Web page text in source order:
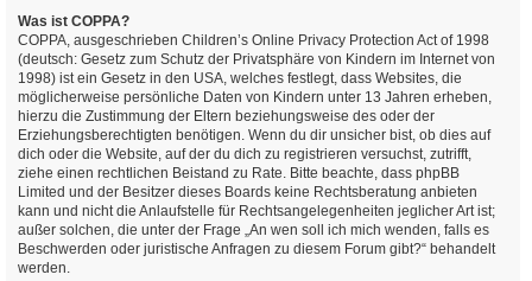
Was ist COPPA?
COPPA, ausgeschrieben Children’s Online Privacy Protection Act of 1998
(deutsch: Gesetz zum Schutz der Privatsphäre von Kindern im Internet von
1998) ist ein Gesetz in den USA, welches festlegt, dass Websites, die
möglicherweise persönliche Daten von Kindern unter 13 Jahren erheben,
hierzu die Zustimmung der Eltern beziehungsweise des oder der
Erziehungsberechtigten benötigen. Wenn du dir unsicher bist, ob dies auf
dich oder die Website, auf der du dich zu registrieren versuchst, zutrifft,
ziehe einen rechtlichen Beistand zu Rate. Bitte beachte, dass phpBB
Limited und der Besitzer dieses Boards keine Rechtsberatung anbieten
kann und nicht die Anlaufstelle für Rechtsangelegenheiten jeglicher Art ist;
außer solchen, die unter der Frage „An wen soll ich mich wenden, falls es
Beschwerden oder juristische Anfragen zu diesem Forum gibt?“ behandelt
werden.